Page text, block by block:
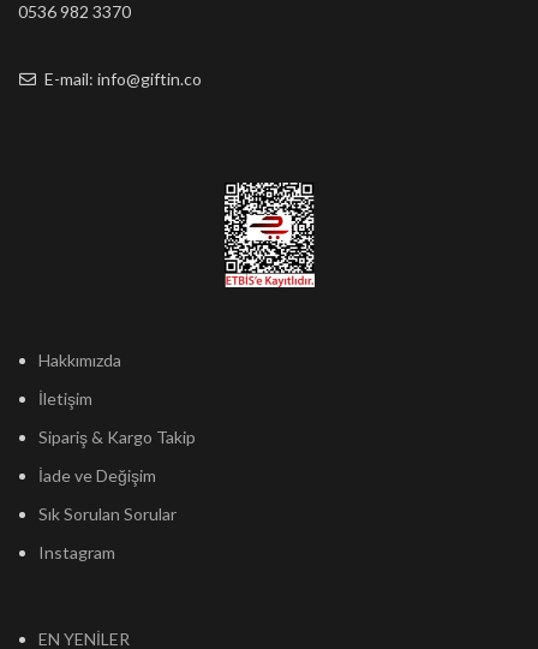
0536 982 3370
E-mail: info@giftin.co
Hakkımızda
İletişim
Sipariş & Kargo Takip
İade ve Değişim
Sık Sorulan Sorular
Instagram
EN YENİLER